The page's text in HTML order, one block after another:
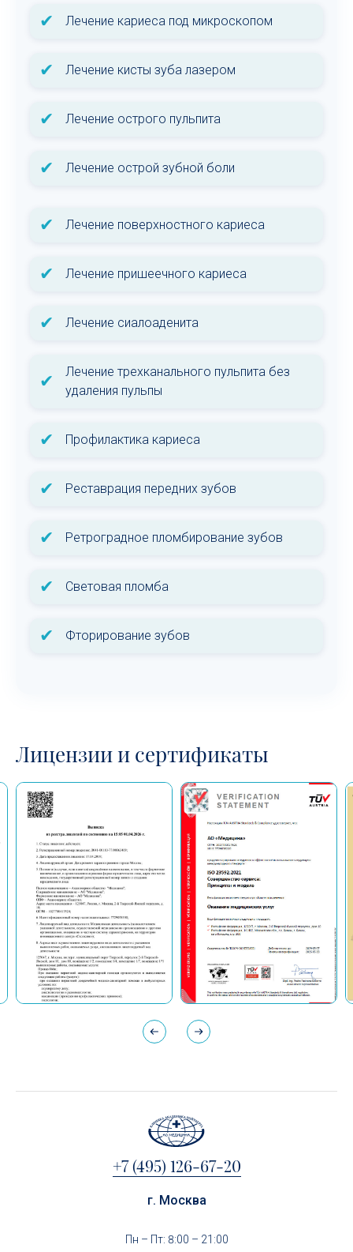
✔ Лечение кариеса под микроскопом
✔ Лечение кисты зуба лазером
✔ Лечение острого пульпита
✔ Лечение острой зубной боли
✔ Лечение поверхностного кариеса
✔ Лечение пришеечного кариеса
✔ Лечение сиалоаденита
✔
Лечение трехканального пульпита без
удаления пульпы
✔ Профилактика кариеса
✔ Реставрация передних зубов
✔ Ретроградное пломбирование зубов
✔ Световая пломба
✔ Фторирование зубов
Лицензии и сертификаты
+7 (495) 126-67-20
г. Москва
Пн – Пт: 8:00 – 21:00